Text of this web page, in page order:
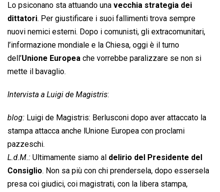
Lo psiconano sta attuando una vecchia strategia dei
dittatori. Per giustificare i suoi fallimenti trova sempre
nuovi nemici esterni. Dopo i comunisti, gli extracomunitari,
l’informazione mondiale e la Chiesa, oggi è il turno
dell’Unione Europea che vorrebbe paralizzare se non si
mette il bavaglio.
Intervista a Luigi de Magistris:
blog: Luigi de Magistris: Berlusconi dopo aver attaccato la
stampa attacca anche lUnione Europea con proclami
pazzeschi.
L.d.M.: Ultimamente siamo al delirio del Presidente del
Consiglio. Non sa più con chi prendersela, dopo essersela
presa coi giudici, coi magistrati, con la libera stampa,